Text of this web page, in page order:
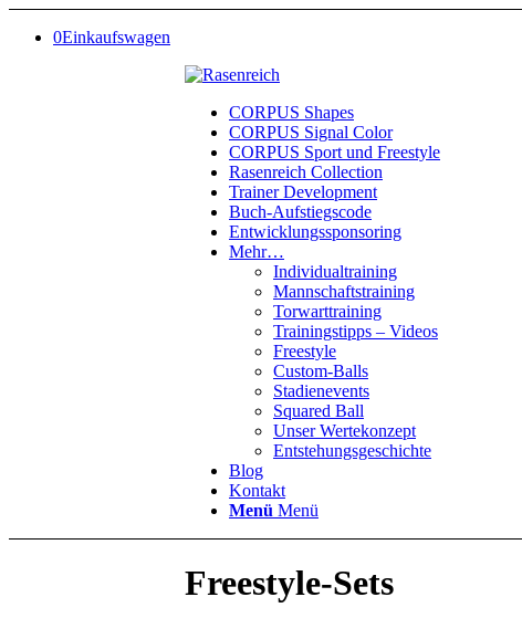
0Einkaufswagen
CORPUS Shapes
CORPUS Signal Color
CORPUS Sport und Freestyle
Rasenreich Collection
Trainer Development
Buch-Aufstiegscode
Entwicklungssponsoring
Mehr…
Individualtraining
Mannschaftstraining
Torwarttraining
Trainingstipps – Videos
Freestyle
Custom-Balls
Stadienevents
Squared Ball
Unser Wertekonzept
Entstehungsgeschichte
Blog
Kontakt
Menü Menü
Freestyle-Sets